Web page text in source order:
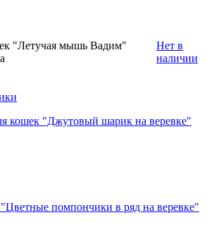
"Летучая мышь Вадим"
Нет в
наличии
кошек "Джутовый шарик на веревке"
помпончики в ряд на веревке"